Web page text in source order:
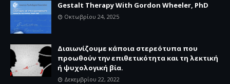
Gestalt Therapy With Gordon Wheeler, PhD
Οκτωβρίου 24, 2025
Διαιωνίζουμε κάποια στερεότυπα που
προωθούν την επιθετικότητα και τη λεκτική
ή ψυχολογική βία.
Δεκεμβρίου 22, 2022